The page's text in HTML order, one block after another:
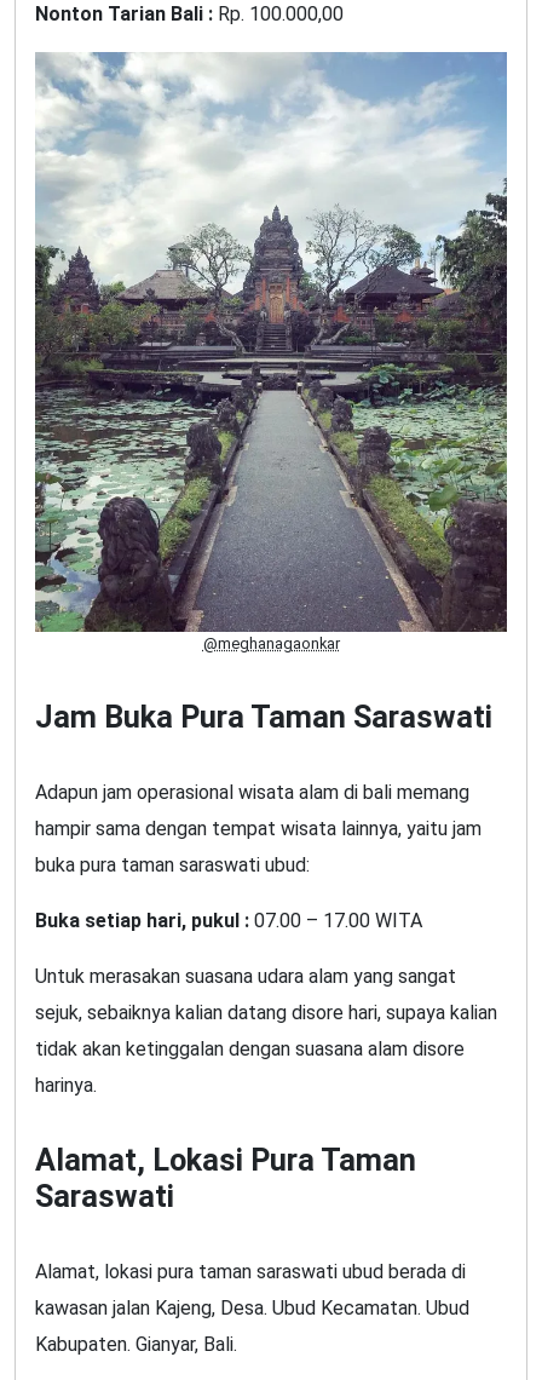
Nonton Tarian Bali : Rp. 100.000,00
@meghanagaonkar
Jam Buka Pura Taman Saraswati
Adapun jam operasional wisata alam di bali memang
hampir sama dengan tempat wisata lainnya, yaitu jam
buka pura taman saraswati ubud:
Buka setiap hari, pukul : 07.00 – 17.00 WITA
Untuk merasakan suasana udara alam yang sangat
sejuk, sebaiknya kalian datang disore hari, supaya kalian
tidak akan ketinggalan dengan suasana alam disore
harinya.
Alamat, Lokasi Pura Taman
Saraswati
Alamat, lokasi pura taman saraswati ubud berada di
kawasan jalan Kajeng, Desa. Ubud Kecamatan. Ubud
Kabupaten. Gianyar, Bali.